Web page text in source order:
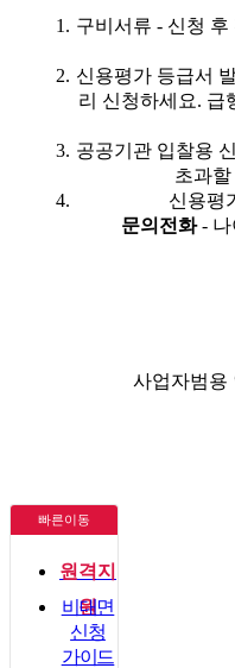
구비서류 - 신청
신용평가 등급서
리 신청하세요. 급
공공기관 입찰용
초과
신용평
문의전화- 나
사업자범용
빠른이동
원격지
원
비대면
신청
가이드